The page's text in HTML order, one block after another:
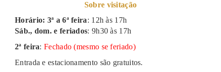
Sobre visitação
Horário: 3ª a 6ª feira: 12h às 17h
Sáb., dom. e feriados: 9h30 às 17h
2ª feira:Fechado (mesmo se feriado)
Entrada e estacionamento são gratuitos.